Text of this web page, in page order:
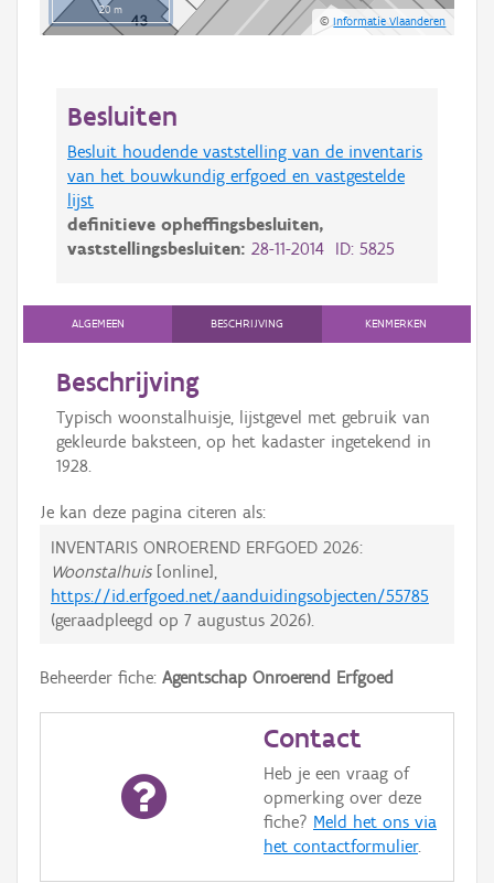
20 m
©Informatie Vlaanderen
Besluiten
Besluit houdende vaststelling van de inventaris
van het bouwkundig erfgoed en vastgestelde
lijst
definitieve opheffingsbesluiten,
vaststellingsbesluiten: 28-11-2014 ID: 5825
ALGEMEEN BESCHRIJVING KENMERKEN
Beschrijving
Typisch woonstalhuisje, lijstgevel met gebruik van
gekleurde baksteen, op het kadaster ingetekend in
1928.
Je kan deze pagina citeren als:
INVENTARIS ONROEREND ERFGOED 2026:
Woonstalhuis[online],
https://id.erfgoed.net/aanduidingsobjecten/55785
(geraadpleegd op 7 augustus 2026).
Beheerder fiche: Agentschap Onroerend Erfgoed
Contact
Heb je een vraag of
opmerking over deze
fiche? Meld het ons via
het contactformulier.